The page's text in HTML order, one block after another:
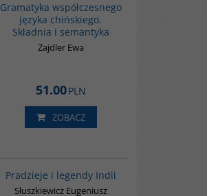
Gramatyka współczesnego
języka chińskiego.
Składnia i semantyka
Zajdler Ewa
51.00PLN
ZOBACZ
Pradzieje i legendy Indii
Słuszkiewicz Eugeniusz